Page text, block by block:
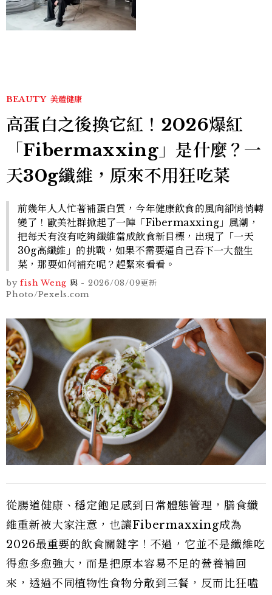
BEAUTY 美體健康
高蛋白之後換它紅！2026爆紅
「Fibermaxxing」是什麼？一
天30g纖維，原來不用狂吃菜
前幾年人人忙著補蛋白質，今年健康飲食的風向卻悄悄轉
變了！歐美社群掀起了一陣「Fibermaxxing」風潮，
把每天有沒有吃夠纖維當成飲食新目標，出現了「一天
30g高纖維」的挑戰，如果不需要逼自己吞下一大盤生
菜，那要如何補充呢？趕緊來看看。
by fish Weng 與 - 2026/08/09更新
Photo/Pexels.com
從腸道健康、穩定飽足感到日常體態管理，膳食纖
維重新被大家注意，也讓Fibermaxxing成為
2026最重要的飲食關鍵字！不過，它並不是纖維吃
得愈多愈強大，而是把原本容易不足的營養補回
來，透過不同植物性食物分散到三餐，反而比狂嗑